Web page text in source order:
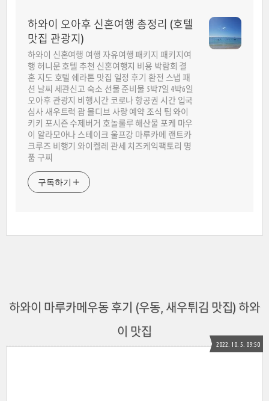
하와이 오아후 신혼여행 총정리 (호텔
맛집 관광지)
하와이 신혼여행 여행 자유여행 패키지 패키지여
행 허니문 호텔 추천 신혼여행지 비용 박람회 결
혼 지도 호텔 쉐라톤 맛집 일정 후기 환전 스냅 패
션 날씨 세관신고 숙소 선물 준비물 5박7일 4박6일
오아후 관광지 비행시간 코로나 항공권 시간 입국
심사 새우트럭 괌 몰디브 사랑 예약 조식 팁 와이
키키 포시즌 수제버거 호놀룰루 해산물 포케 마우
이 알라모아나 스테이크 울프강 마루카메 랜트카
크루즈 비행기 와이켈레 관세 치즈케익팩토리 명
품 구찌
구독하기
하와이 마루카메우동 후기 (우동, 새우튀김 맛집) 하와
이 맛집
2022. 10. 5. 09:50